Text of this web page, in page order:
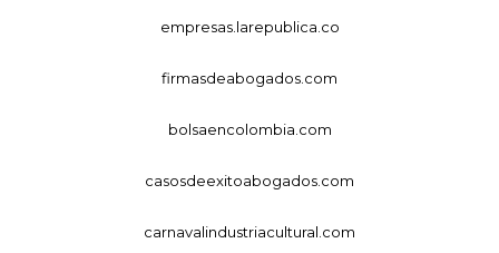
empresas.larepublica.co
firmasdeabogados.com
bolsaencolombia.com
casosdeexitoabogados.com
carnavalindustriacultural.com